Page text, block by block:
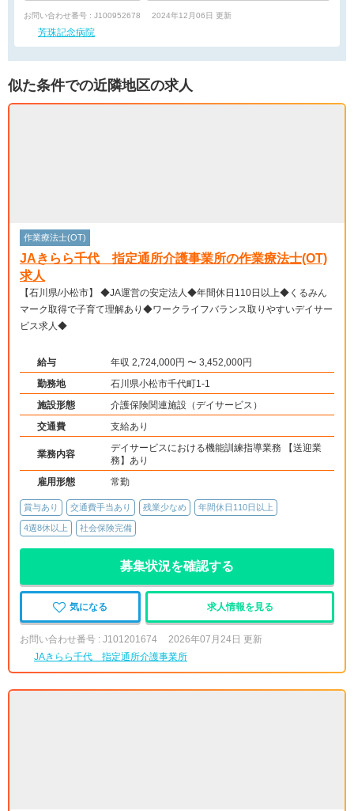
お問い合わせ番号 : J100952678 2024年12月06日 更新
芳珠記念病院
似た条件での近隣地区の求人
作業療法士(OT)
JAきらら千代 指定通所介護事業所の作業療法士(OT)
求人
【石川県/小松市】 ◆JA運営の安定法人◆年間休日110日以上◆くるみん
マーク取得で子育て理解あり◆ワークライフバランス取りやすいデイサー
ビス求人◆
給与
年収 2,724,000円 〜 3,452,000円
勤務地
石川県小松市千代町1-1
施設形態
介護保険関連施設（デイサービス）
交通費
支給あり
業務内容
デイサービスにおける機能訓練指導業務 【送迎業
務】あり
雇用形態
常勤
賞与あり 交通費手当あり 残業少なめ 年間休日110日以上
4週8休以上 社会保険完備
募集状況を確認する
気になる 求人情報を見る
お問い合わせ番号 : J101201674
2026年07月24日 更新
JAきらら千代 指定通所介護事業所